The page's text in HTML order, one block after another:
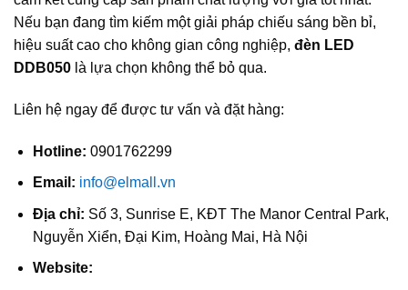
Nếu bạn đang tìm kiếm một giải pháp chiếu sáng bền bỉ,
hiệu suất cao cho không gian công nghiệp, đèn LED
DDB050 là lựa chọn không thể bỏ qua.
Liên hệ ngay để được tư vấn và đặt hàng:
Hotline: 0901762299
Email: info@elmall.vn
Địa chỉ: Số 3, Sunrise E, KĐT The Manor Central Park,
Nguyễn Xiển, Đại Kim, Hoàng Mai, Hà Nội
Website: